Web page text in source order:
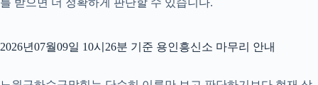
를 받으면 더 정확하게 판단할 수 있습니다.
2026년07월09일 10시26분 기준 용인흥신소 마무리 안내